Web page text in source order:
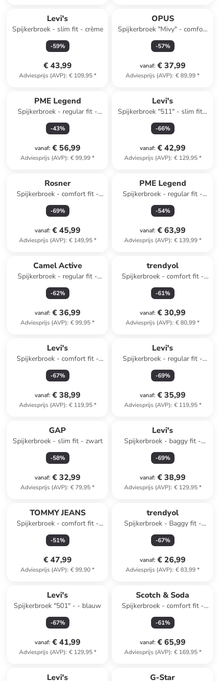
Levi's
Spijkerbroek - slim fit - crème
-59%
€ 43,99
Adviesprijs (AVP): € 109,95*
OPUS
Spijkerbroek "Mivy" - comfort
fit - lichtblauw
-57%
vanaf: € 37,99
Adviesprijs (AVP): € 89,99*
PME Legend
Spijkerbroek - regular fit -
antraciet
-43%
vanaf: € 56,99
Adviesprijs (AVP): € 99,99*
Levi's
Spijkerbroek "511" - slim fit -
antraciet
-66%
vanaf: € 42,99
Adviesprijs (AVP): € 129,95*
Rosner
Spijkerbroek - comfort fit -
blauw
-69%
vanaf: € 45,99
Adviesprijs (AVP): € 149,95*
PME Legend
Spijkerbroek - regular fit -
grijs
-54%
vanaf: € 63,99
Adviesprijs (AVP): € 139,99*
Camel Active
Spijkerbroek - regular fit -
blauw
-62%
vanaf: € 36,99
Adviesprijs (AVP): € 99,95*
trendyol
Spijkerbroek - comfort fit -
blauw
-61%
vanaf: € 30,99
Adviesprijs (AVP): € 80,99*
Levi's
Spijkerbroek - comfort fit -
donkerblauw
-67%
vanaf: € 38,99
Adviesprijs (AVP): € 119,95*
Levi's
Spijkerbroek - regular fit -
blauw
-69%
vanaf: € 35,99
Adviesprijs (AVP): € 119,95*
GAP
Spijkerbroek - slim fit - zwart
-58%
vanaf: € 32,99
Adviesprijs (AVP): € 79,95*
Levi's
Spijkerbroek - baggy fit -
blauw
-69%
vanaf: € 38,99
Adviesprijs (AVP): € 129,95*
TOMMY JEANS
Spijkerbroek - comfort fit -
zwart
-51%
€ 47,99
Adviesprijs (AVP): € 99,90*
trendyol
Spijkerbroek - Baggy fit -
blauw
-67%
vanaf: € 26,99
Adviesprijs (AVP): € 83,99*
Levi's
Spijkerbroek "501" - - blauw
-67%
vanaf: € 41,99
Adviesprijs (AVP): € 129,95*
Scotch & Soda
Spijkerbroek - comfort fit -
lichtblauw
-61%
vanaf: € 65,99
Adviesprijs (AVP): € 169,95*
Levi's G-Star